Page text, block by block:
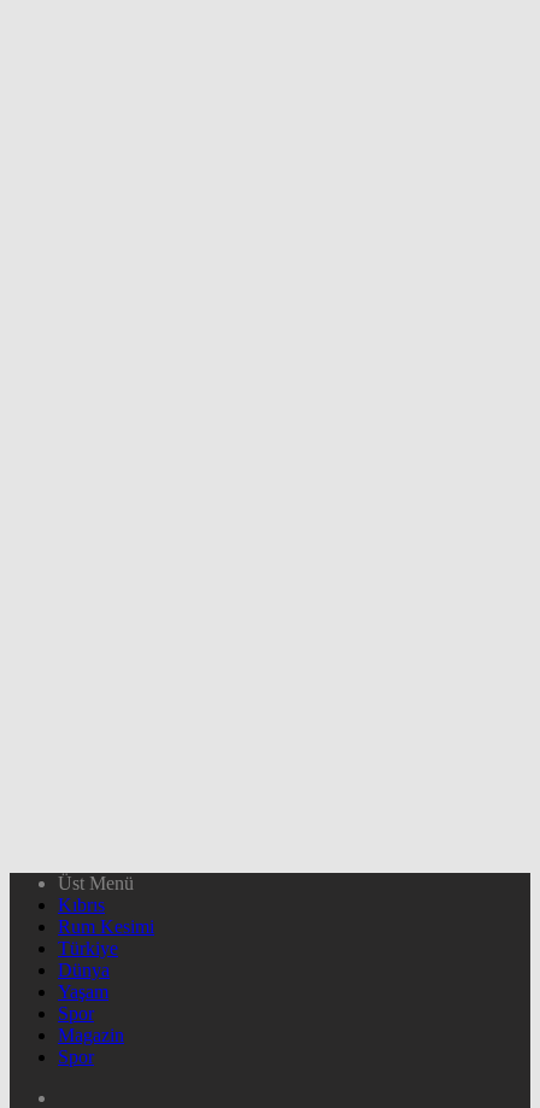
Üst Menü
Kıbrıs
Rum Kesimi
Türkiye
Dünya
Yaşam
Spor
Magazin
Spor